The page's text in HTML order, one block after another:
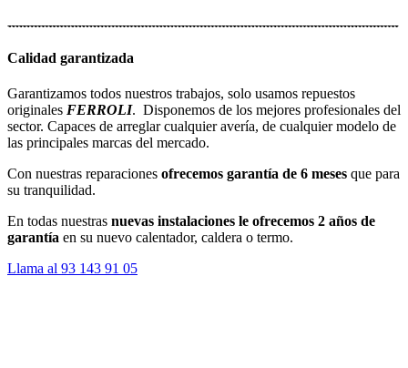
Calidad garantizada
Garantizamos todos nuestros trabajos, solo usamos repuestos
originales FERROLI. Disponemos de los mejores profesionales del
sector. Capaces de arreglar cualquier avería, de cualquier modelo de
las principales marcas del mercado.
Con nuestras reparaciones ofrecemos garantía de 6 meses que para
su tranquilidad.
En todas nuestras nuevas instalaciones le ofrecemos 2 años de
garantía en su nuevo calentador, caldera o termo.
Llama al 93 143 91 05